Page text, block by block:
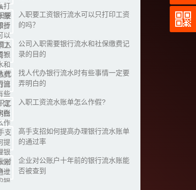
入职要工资银行流水可以只打印工资
的吗？
公司入职需要银行流水和社保缴费记
录的目的
找人代办银行流水时有些事情一定要
弄明白的
入职工资流水账单怎么作假?
高手支招如何提高办理银行流水账单
的通过率
企业对公账户十年前的银行流水账能
否被查到